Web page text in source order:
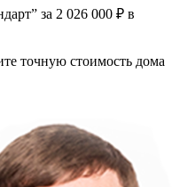
за 2 026 000 ₽ в
точную стоимость дома